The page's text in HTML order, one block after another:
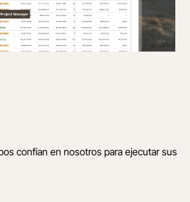
confían en nosotros para ejecutar sus